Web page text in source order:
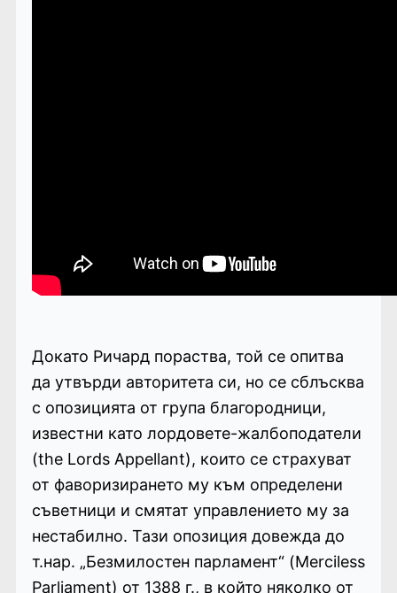
Докато Ричард пораства, той се опитва
да утвърди авторитета си, но се сблъсква
с опозицията от група благородници,
известни като лордовете-жалбоподатели
(the Lords Appellant), които се страхуват
от фаворизирането му към определени
съветници и смятат управлението му за
нестабилно. Тази опозиция довежда до
т.нар. „Безмилостен парламент“ (Merciless
Parliament) от 1388 г., в който няколко от